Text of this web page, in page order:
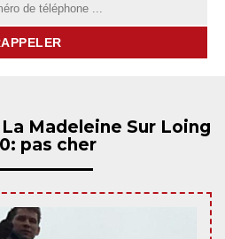
Madeleine Sur Loing
pas cher